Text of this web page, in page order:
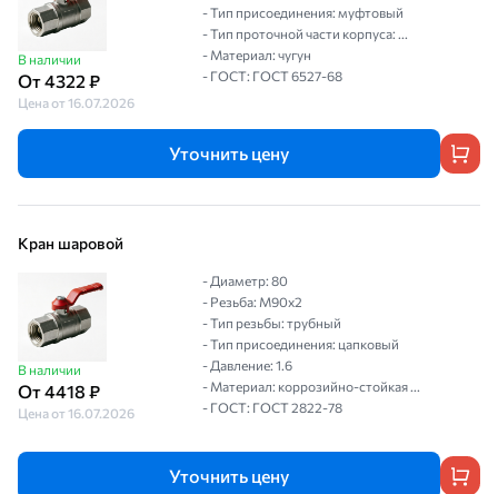
В наличии
От 4322 ₽
Цена от 16.07.2026
- Тип присоединения: муфтовый
- Тип проточной части корпуса: ...
- Материал: чугун
- ГОСТ: ГОСТ 6527-68
Уточнить цену
Кран шаровой
В наличии
От 4418 ₽
Цена от 16.07.2026
- Диаметр: 80
- Резьба: М90х2
- Тип резьбы: трубный
- Тип присоединения: цапковый
- Давление: 1.6
- Материал: коррозийно-стойкая ...
- ГОСТ: ГОСТ 2822-78
Уточнить цену